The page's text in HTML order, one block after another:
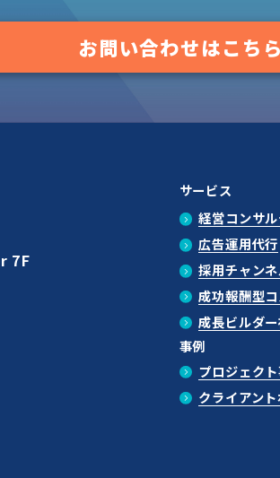
お問い合わせはこち
サービス
経営コンサ
広告運用代行
採用チャン
成功報酬型
成長ビルダ
事例
プロジェク
クライアン
7F